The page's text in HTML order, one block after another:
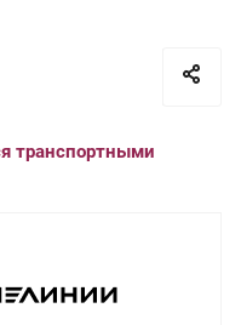
транспортными